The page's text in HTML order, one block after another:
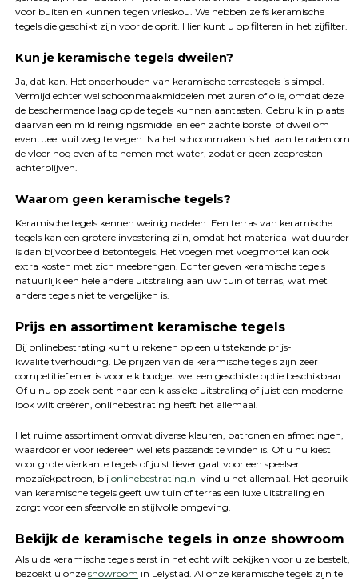
voor buiten en kunnen tegen vrieskou. We hebben zelfs keramische
tegels die geschikt zijn voor de oprit. Hier kunt u op filteren in het zijfilter.
Kun je keramische tegels dweilen?
Ja, dat kan. Het onderhouden van keramische terrastegels is simpel.
Vermijd echter wel schoonmaakmiddelen met zuren of olie, omdat deze
de beschermende laag op de tegels kunnen aantasten. Gebruik in plaats
daarvan een mild reinigingsmiddel en een zachte borstel of dweil om
eventueel vuil weg te vegen. Na het schoonmaken is het aan te raden om
de vloer nog even af te nemen met water, zodat er geen zeepresten
achterblijven.
Waarom geen keramische tegels?
Keramische tegels kennen weinig nadelen. Een terras van keramische
tegels kan een grotere investering zijn, omdat het materiaal wat duurder
is dan bijvoorbeeld betontegels. Het voegen met voegmortel kan ook
extra kosten met zich meebrengen. Echter geven keramische tegels
natuurlijk een hele andere uitstraling aan uw tuin of terras, wat met
andere tegels niet te vergelijken is.
Prijs en assortiment keramische tegels
Bij onlinebestrating kunt u rekenen op een uitstekende prijs-
kwaliteitverhouding. De prijzen van de keramische tegels zijn zeer
competitief en er is voor elk budget wel een geschikte optie beschikbaar.
Of u nu op zoek bent naar een klassieke uitstraling of juist een moderne
look wilt creëren, onlinebestrating heeft het allemaal.
Het ruime assortiment omvat diverse kleuren, patronen en afmetingen,
waardoor er voor iedereen wel iets passends te vinden is. Of u nu kiest
voor grote vierkante tegels of juist liever gaat voor een speelser
mozaïekpatroon, bij onlinebestrating.nl vind u het allemaal. Het gebruik
van keramische tegels geeft uw tuin of terras een luxe uitstraling en
zorgt voor een sfeervolle en stijlvolle omgeving.
Bekijk de keramische tegels in onze showroom
Als u de keramische tegels eerst in het echt wilt bekijken voor u ze bestelt,
bezoekt u onze showroom in Lelystad. Al onze keramische tegels zijn te